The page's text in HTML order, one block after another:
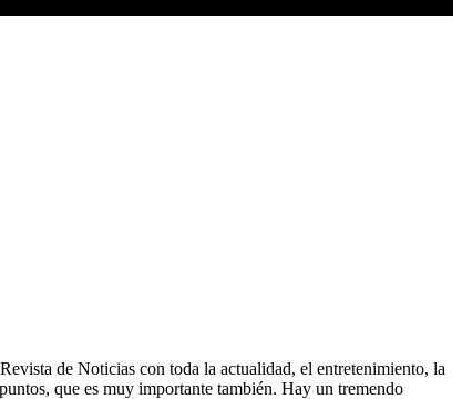
de Noticias con toda la actualidad, el entretenimiento, la
que es muy importante también. Hay un tremendo